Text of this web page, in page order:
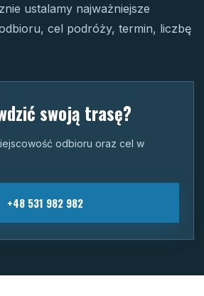
ustalamy najważniejsze
cel podróży, termin, liczbę
swoją trasę?
odbioru oraz cel w
+48 531 982 982